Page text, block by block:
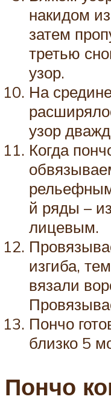
накидом
затем
третью
узор.
На
узор
Когда
й ряды –
лицевым.
изгиба,
вязали
Пончо
близко 5
Пончо